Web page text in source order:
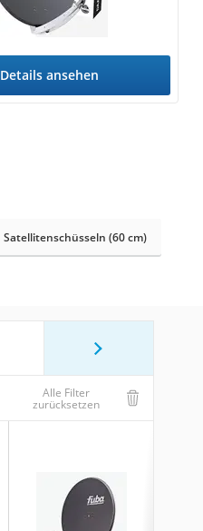
Details ansehen
Satellitenschüsseln (60 cm)
Alle Filter
zurücksetzen